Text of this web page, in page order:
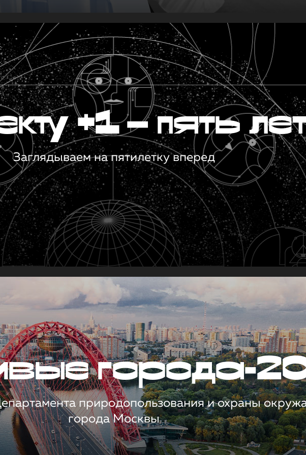
+1 — пять
Заглядываем на пятилетку вперед
города-
природопользования и охраны
города Москвы